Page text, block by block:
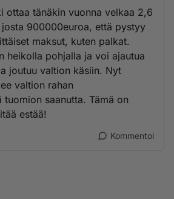
ottaa tänäkin vuonna velkaa 2,6
900000euroa, että pystyy
maksut, kuten palkat.
heikolla pohjalla ja voi ajautua
joutuu valtion käsiin. Nyt
valtion rahan
saanutta. Tämä on
estää!
Kommentoi